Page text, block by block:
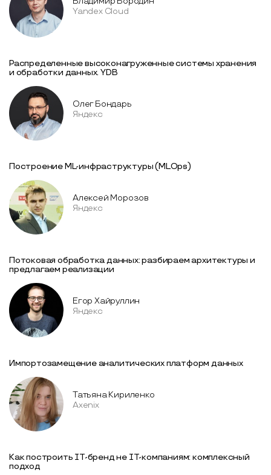
Yandex Cloud
Распределенные высоконагруженные системы хранения
и обработки данных. YDB
Олег Бондарь
Яндекс
Построение ML-инфраструктуры (MLOps)
Алексей Морозов
Яндекс
Потоковая обработка данных: разбираем архитектуры и
предлагаем реализации
Егор Хайруллин
Яндекс
Импортозамещение аналитических платформ данных
Татьяна Кириленко
Axenix
Как построить IT-бренд не IT-компаниям: комплексный
подход